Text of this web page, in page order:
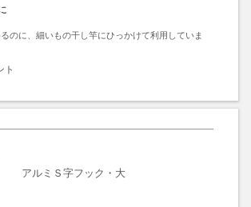
のに、細いもの干し竿にひっかけて利用していま
ト
アルミＳ字フック・大